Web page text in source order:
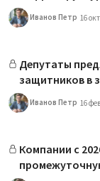
Иванов Петр 16
Депутаты
защитников в
Иванов Петр 16 фев
Компании с